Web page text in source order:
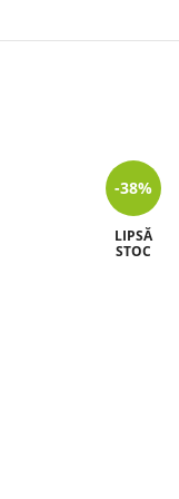
-38%
LIPSĂ
STOC